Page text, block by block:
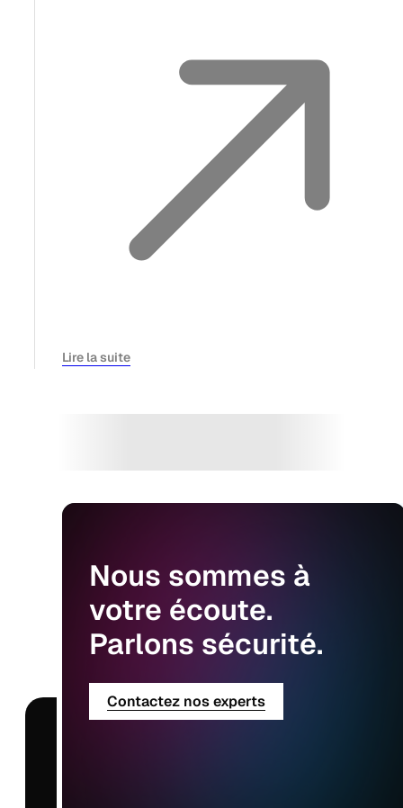
Lire la suite
Nous sommes à
votre écoute.
Parlons sécurité.
Contactez nos experts